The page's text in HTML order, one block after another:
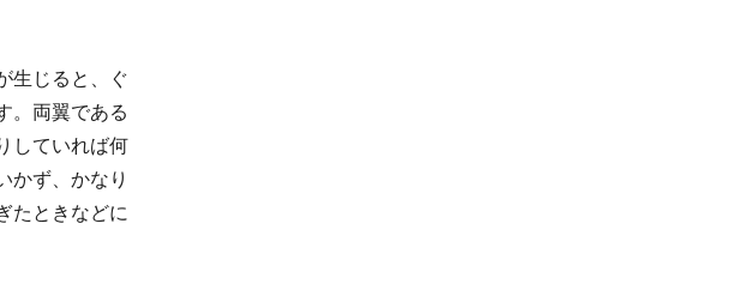
生じると、ぐ
。両翼である
していれば何
かず、かなり
たときなどに